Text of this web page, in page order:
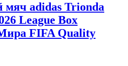
adidas Trionda
League Box
FIFA Quality